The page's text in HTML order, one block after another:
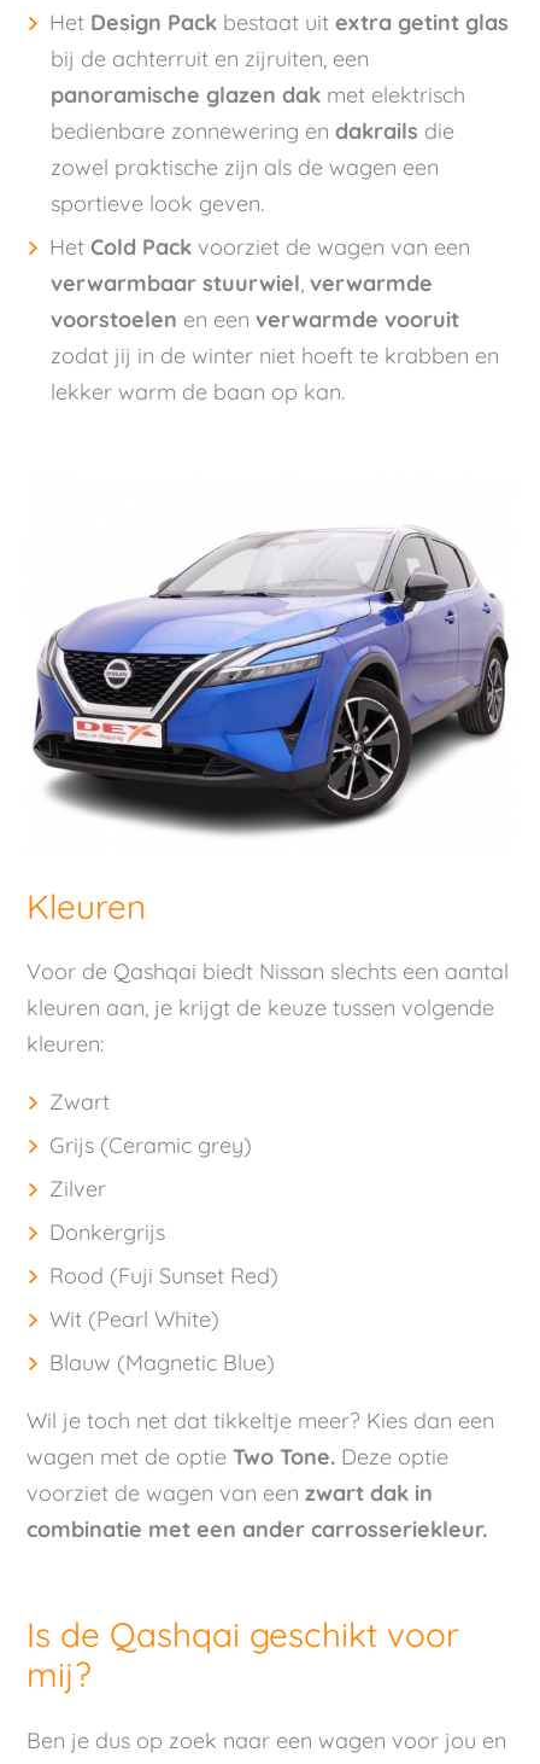
Het Design Pack bestaat uitextra getint glas
bij de achterruit en zijruiten, een
panoramische glazen dak met elektrisch
bedienbare zonnewering endakrails die
zowel praktische zijn als de wagen een
sportieve look geven.
HetCold Pack voorziet de wagen van een
verwarmbaar stuurwiel,verwarmde
voorstoelen en eenverwarmde vooruit
zodat jij in de winter niet hoeft te krabben en
lekker warm de baan op kan.
Kleuren
Voor de Qashqai biedt Nissan slechts een aantal
kleuren aan, je krijgt de keuze tussen volgende
kleuren:
Zwart
Grijs (Ceramic grey)
Zilver
Donkergrijs
Rood (Fuji Sunset Red)
Wit (Pearl White)
Blauw (Magnetic Blue)
Wil je toch net dat tikkeltje meer? Kies dan een
wagen met de optieTwo Tone. Deze optie
voorziet de wagen van eenzwart dak in
combinatie met een ander carrosseriekleur.
Is de Qashqai geschikt voor
mij?
Ben je dus op zoek naar een wagen voor jou en